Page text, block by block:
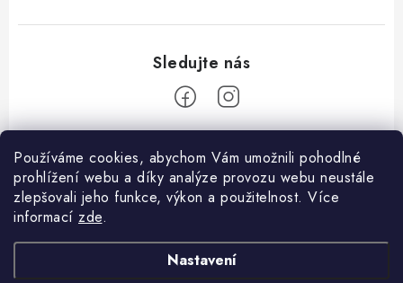
Používáme cookies, abychom Vám umožnili pohodlné
prohlížení webu a díky analýze provozu webu neustále
zlepšovali jeho funkce, výkon a použitelnost. Více
informací zde.
Nastavení
Z
Facebook